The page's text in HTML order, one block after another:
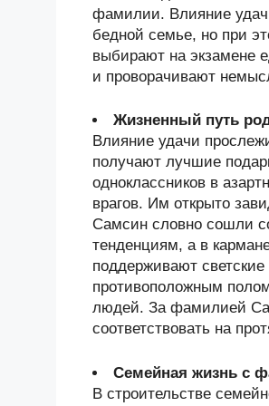
фамилии. Влияние
бедной семье, но при
выбирают на экзамене
и проворачивают
Жизненный путь
Влияние удачи
получают лучшие
одноклассников в
врагов. Им открыто
Самсин словно сошли
тенденциям, а в
поддерживают
противоположным
людей. За фамилией
соответствовать на
Семейная жизнь с
В строительстве